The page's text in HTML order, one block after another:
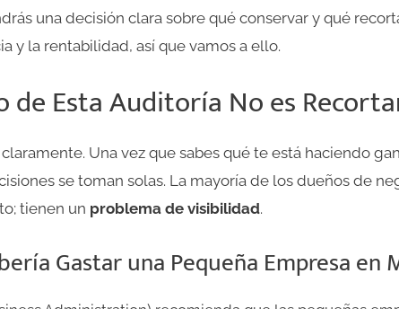
una decisión clara sobre qué conservar y qué
y la rentabilidad, así que vamos a ello.
de Esta Auditoría No es
Una vez que sabes qué te está haciendo
se toman solas. La mayoría de los dueños de
tienen un problema de visibilidad.
Gastar una Pequeña Empresa en